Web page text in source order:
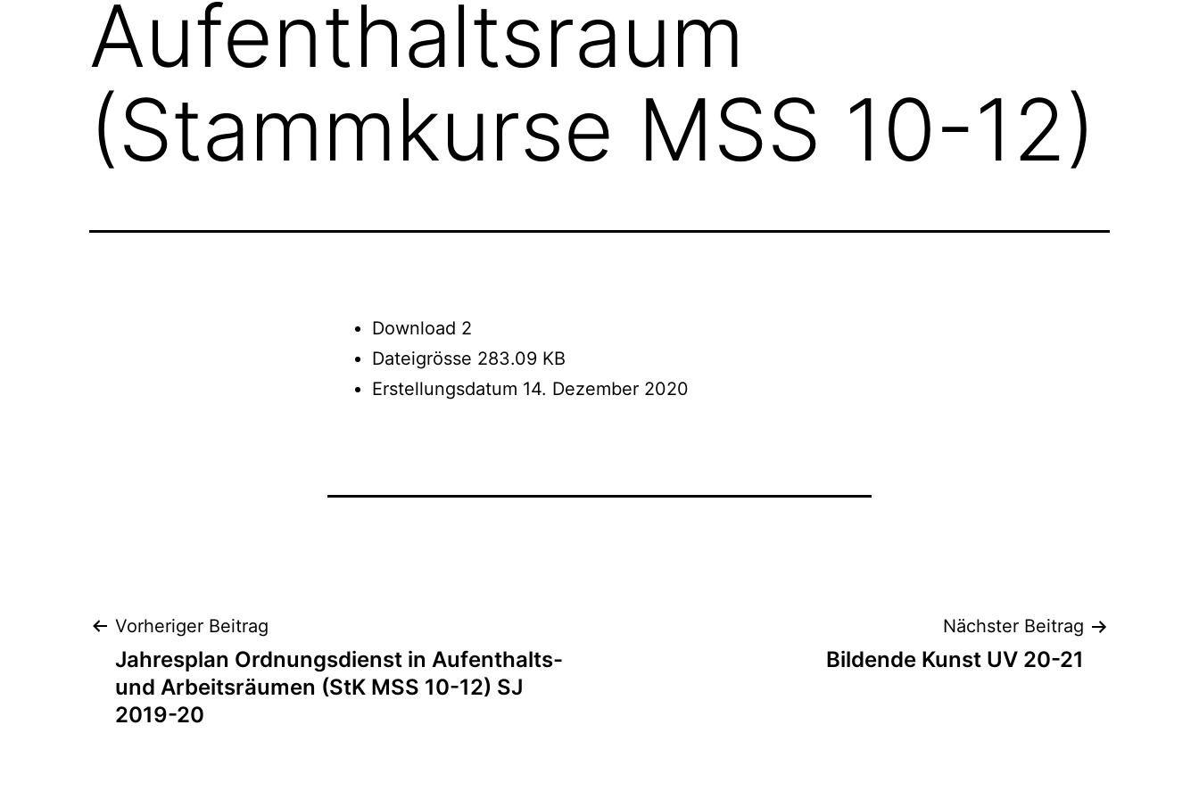
Aufenthaltsraum
(Stammkurse MSS 10-12)
Download 2
Dateigrösse 283.09 KB
Erstellungsdatum 14. Dezember 2020
Beitrags-
Navigation
Vorheriger Beitrag
Jahresplan Ordnungsdienst in Aufenthalts-
und Arbeitsräumen (StK MSS 10-12) SJ
2019-20
Nächster Beitrag
Bildende Kunst UV 20-21